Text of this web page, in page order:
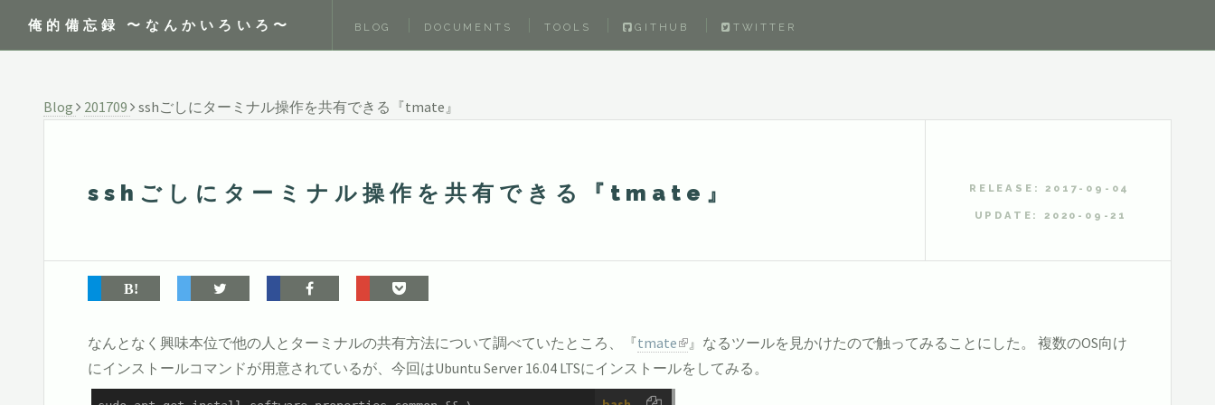
俺的備忘録 〜なんかいろいろ〜 BLOG DOCUMENTS TOOLS GITHUB TWITTER
Blog 201709 sshごしにターミナル操作を共有できる『tmate』
sshごしにターミナル操作を共有できる『tmate』 RELEASE: 2017-09-04
UPDATE: 2020-09-21
なんとなく興味本位で他の人とターミナルの共有方法について調べていたところ、『tmate
』なるツールを見かけたので触ってみることにした。 複数のOS向け
にインストールコマンドが用意されているが、今回はUbuntu Server 16.04 LTSにインストールをしてみる。